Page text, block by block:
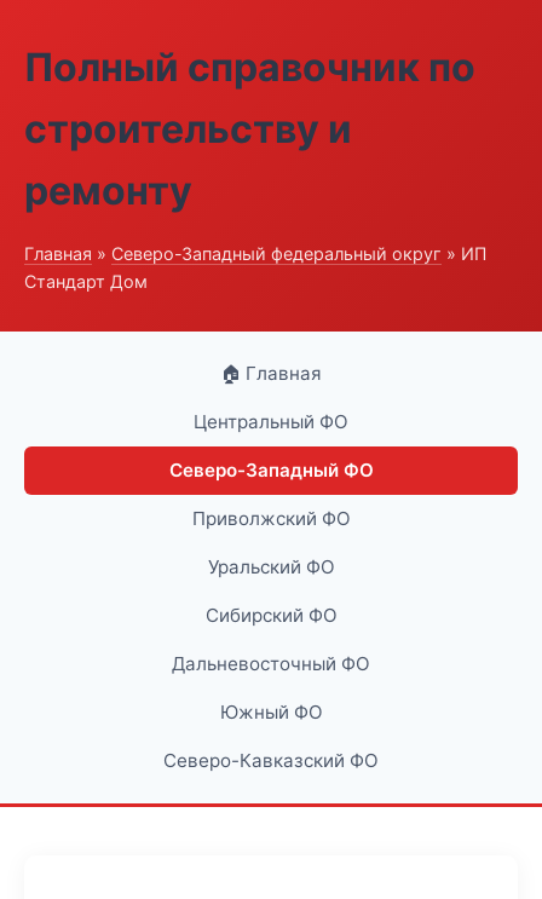
Полный справочник по
строительству и
ремонту
Главная » Северо-Западный федеральный округ » ИП
Стандарт Дом
🏠 Главная
Центральный ФО
Северо-Западный ФО
Приволжский ФО
Уральский ФО
Сибирский ФО
Дальневосточный ФО
Южный ФО
Северо-Кавказский ФО